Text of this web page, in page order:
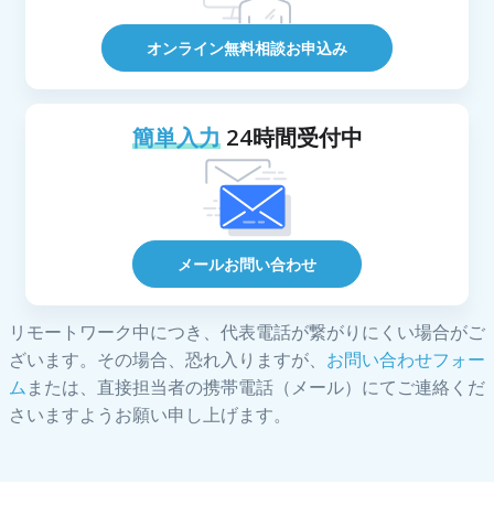
オンライン無料相談お申込み
簡単入力24時間受付中
メールお問い合わせ
リモートワーク中につき、代表電話が繋がりにくい場合がご
ざいます。その場合、恐れ入りますが、 お問い合わせフォー
ムまたは、直接担当者の携帯電話（メール）にてご連絡くだ
さいますようお願い申し上げます。